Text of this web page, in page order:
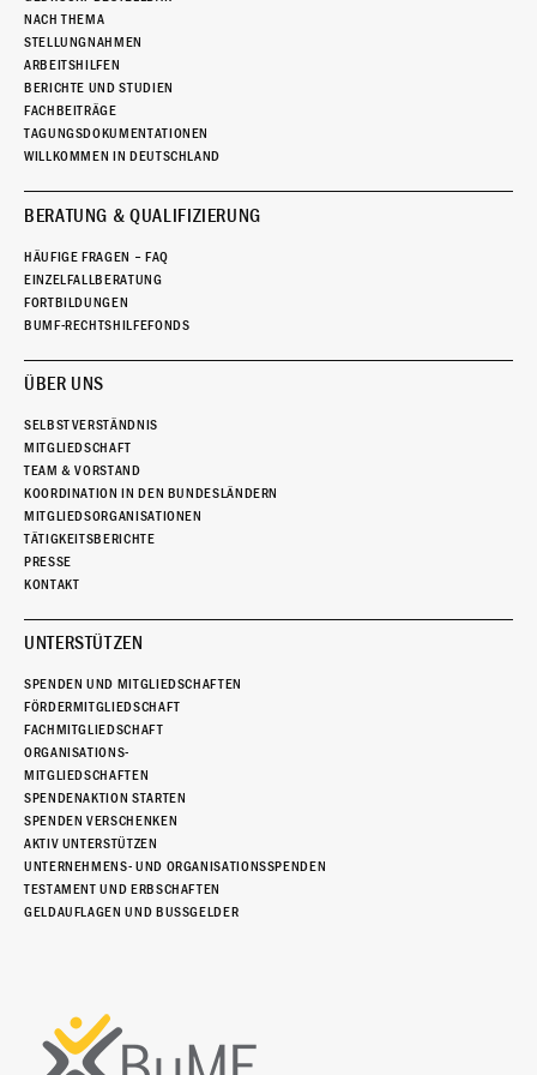
Workshop-Ausschreibung als PDF
NACH THEMA
STELLUNGNAHMEN
ARBEITSHILFEN
BERICHTE UND STUDIEN
FACHBEITRÄGE
TAGUNGSDOKUMENTATIONEN
WILLKOMMEN IN DEUTSCHLAND
BERATUNG & QUALIFIZIERUNG
HÄUFIGE FRAGEN – FAQ
EINZELFALLBERATUNG
FORTBILDUNGEN
BUMF-RECHTSHILFEFONDS
ÜBER UNS
SELBSTVERSTÄNDNIS
MITGLIEDSCHAFT
TEAM & VORSTAND
KOORDINATION IN DEN BUNDESLÄNDERN
MITGLIEDSORGANISATIONEN
TÄTIGKEITSBERICHTE
PRESSE
KONTAKT
UNTERSTÜTZEN
SPENDEN UND MITGLIEDSCHAFTEN
FÖRDERMITGLIEDSCHAFT
FACHMITGLIEDSCHAFT
ORGANISATIONS-
MITGLIEDSCHAFTEN
SPENDENAKTION STARTEN
SPENDEN VERSCHENKEN
AKTIV UNTERSTÜTZEN
UNTERNEHMENS- UND ORGANISATIONSSPENDEN
TESTAMENT UND ERBSCHAFTEN
GELDAUFLAGEN UND BUSSGELDER